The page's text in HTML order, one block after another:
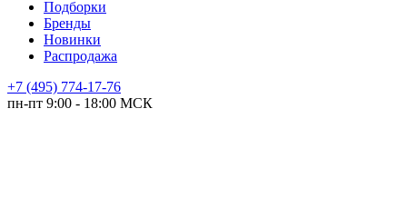
Подборки
Бренды
Новинки
Распродажа
+7 (495) 774-17-76
пн-пт 9:00 - 18:00 МСК